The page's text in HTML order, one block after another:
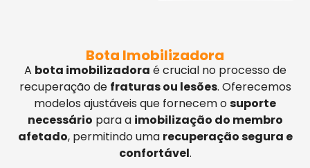
Bota Imobilizadora
A bota imobilizadora é crucial no processo de
recuperação de fraturas ou lesões. Oferecemos
modelos ajustáveis que fornecem osuporte
necessário para a imobilização do membro
afetado, permitindo uma recuperação segura e
confortável.